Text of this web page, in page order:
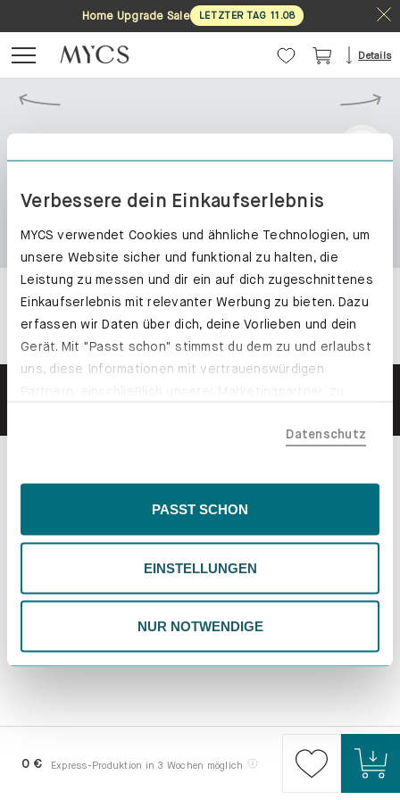
Verbessere dein Einkaufserlebnis
MYCS verwendet Cookies und ähnliche Technologien, um
unsere Website sicher und funktional zu halten, die
Leistung zu messen und dir ein auf dich zugeschnittenes
Einkaufserlebnis mit relevanter Werbung zu bieten. Dazu
erfassen wir Daten über dich, deine Vorlieben und dein
Gerät. Mit "Passt schon" stimmst du dem zu und erlaubst
uns, diese Informationen mit vertrauenswürdigen
der EU, beispielsweise in den USA, verarbeitet werden
Inhalte eingeschränkt sein könnten. Wähle
deiner Präferenzen. Du kannst deine Wahl jederzeit
ändern. Weitere Informationen findest du in unserer
Datenschutzrichtlinie.
Datenschutz
PASST SCHON
EINSTELLUNGEN
NUR NOTWENDIGE
Home Upgrade Sale LETZTER TAG 11 .08
Details
0 € Express-Produktion in 3 Wochen möglich